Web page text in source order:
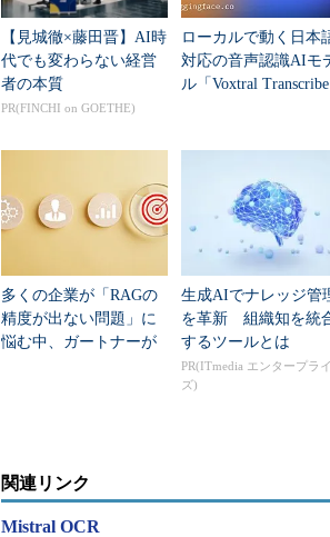
【見城徹×藤田晋】AI時
代でも変わらない経営
者の本質
PR(FINCHI on GOETHE)
ローカルで動く日本
対応の音声認識AIモ
ル「Voxtral Transcribe
多くの企業が「RAGの
精度が出ない問題」に
悩む中、ガートナーが
生成AIでナレッジ管
を革新 組織知を統
するツールとは
PR(ITmedia エンタープライ
ズ)
関連リンク
Mistral OCR